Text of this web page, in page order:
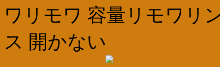
ワリモワ 容量リモワリ
ス 開かない